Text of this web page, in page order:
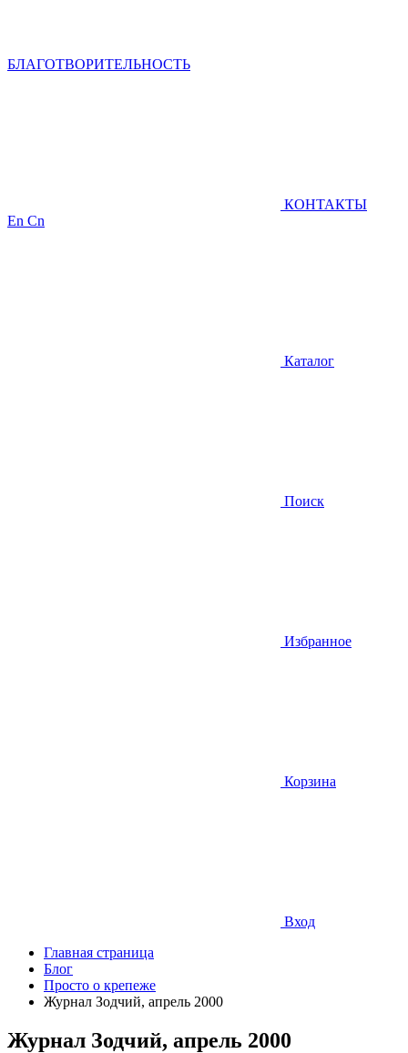
БЛАГОТВОРИТЕЛЬНОСТЬ
КОНТАКТЫ
En Cn
Каталог
Поиск
Избранное
Корзина
Вход
Главная страница
Блог
Просто о крепеже
Журнал Зодчий, апрель 2000
Журнал Зодчий, апрель 2000